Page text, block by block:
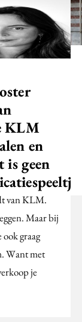
KLM
en
geen
van KLM.
Maar bij
graag
Want met
je